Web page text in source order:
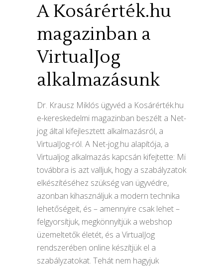
A Kosárérték.hu
magazinban a
VirtualJog
alkalmazásunk
Dr. Krausz Miklós ügyvéd a Kosárérték.hu
e-kereskedelmi magazinban beszélt a Net-
jog által kifejlesztett alkalmazásról, a
VirtualJog-ról. A Net-jog.hu alapítója, a
Virtualjog alkalmazás kapcsán kifejtette: Mi
továbbra is azt valljuk, hogy a szabályzatok
elkészítéséhez szükség van ügyvédre,
azonban kihasználjuk a modern technika
lehetőségeit, és – amennyire csak lehet –
felgyorsítjuk, megkönnyítjük a webshop
üzemeltetők életét, és a VirtualJog
rendszerében online készítjük el a
szabályzatokat. Tehát nem hagyjuk